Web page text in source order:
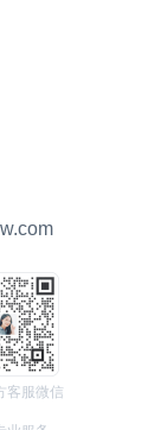
客服微信